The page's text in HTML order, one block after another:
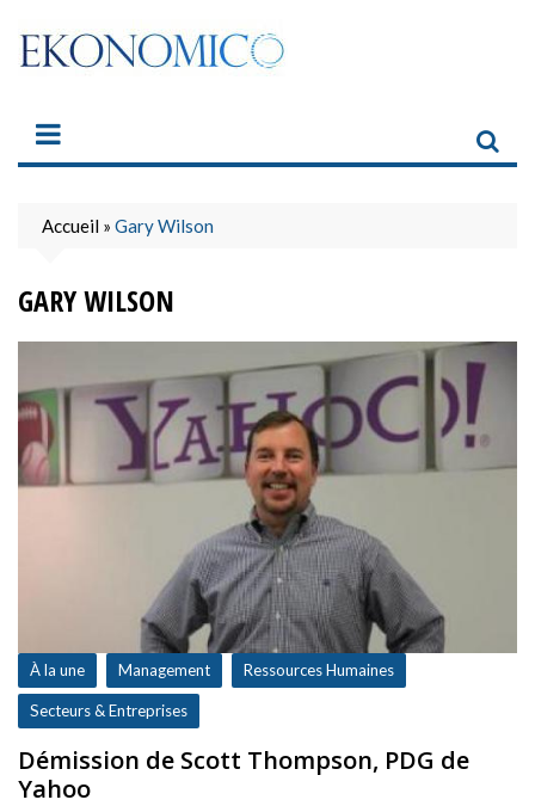
content
Accueil » Gary Wilson
GARY WILSON
À la une Management Ressources Humaines
Secteurs & Entreprises
Démission de Scott Thompson, PDG de
Yahoo